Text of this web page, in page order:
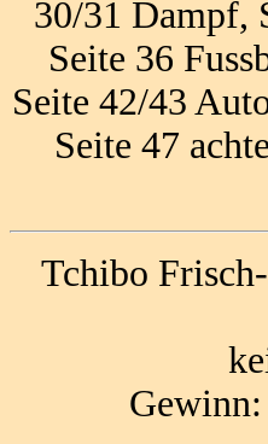
30/31 Dampf,
Seite 36
Seite 42/43
Seite 47
Tchibo
Gewinn: